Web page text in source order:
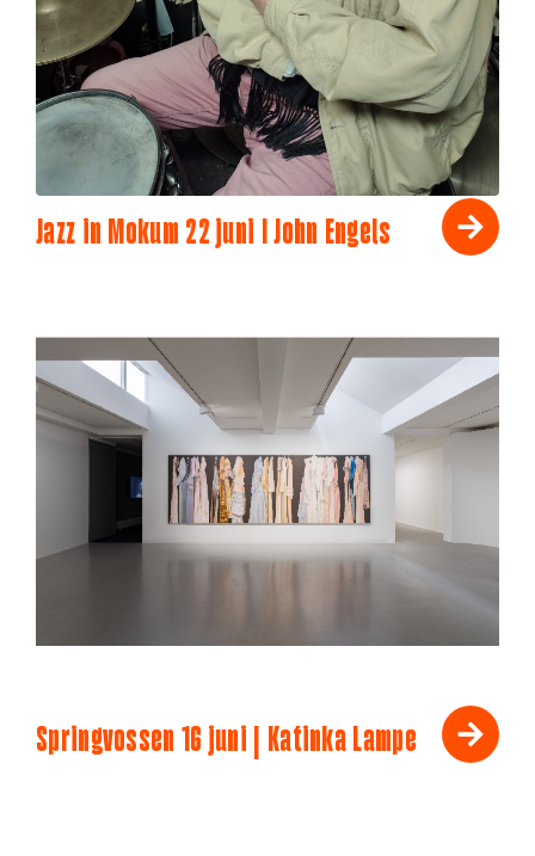
Jazz in Mokum 22 juni I John Engels
Springvossen 16 juni | Katinka Lampe